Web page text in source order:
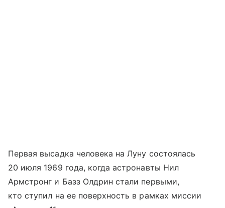
Первая высадка человека на Луну состоялась
20 июля 1969 года, когда астронавты Нил
Армстронг и Базз Олдрин стали первыми,
кто ступил на ее поверхность в рамках миссии